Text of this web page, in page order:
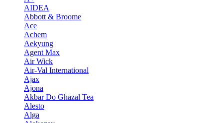
AIDEA
Abbott & Broome
Ace
Achem
Aekyung
Agent Max
Air Wick
Air-Val International
Ajax
Ajona
Akbar Do Ghazal Tea
Alesto
Alga